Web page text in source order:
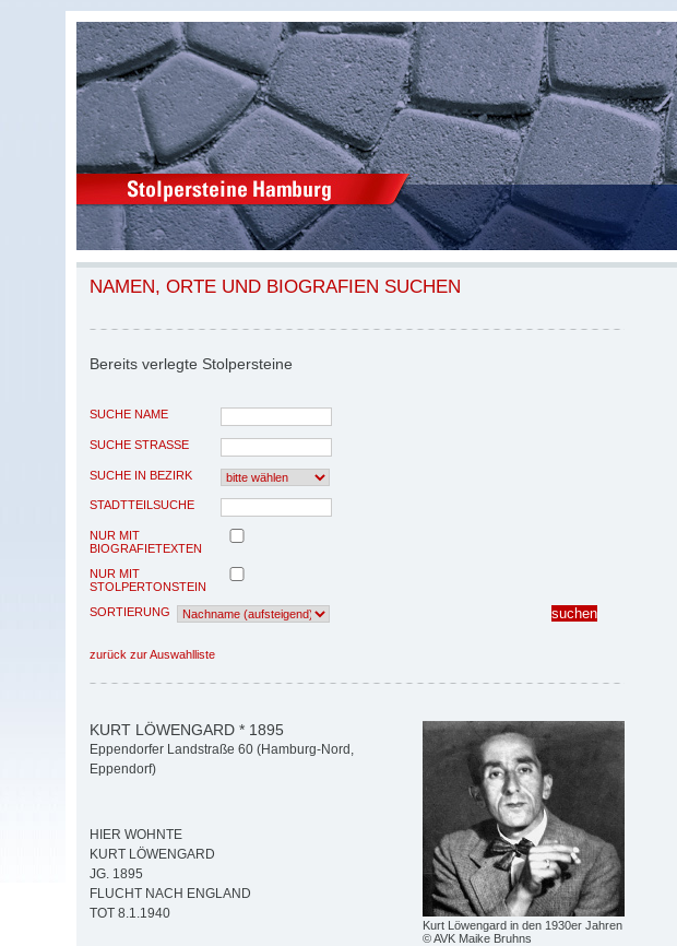
NAMEN, ORTE UND BIOGRAFIEN SUCHEN
Bereits verlegte Stolpersteine
SUCHE NAME
SUCHE STRASSE
SUCHE IN BEZIRK
STADTTEILSUCHE
NUR MIT
BIOGRAFIETEXTEN
NUR MIT
STOLPERTONSTEIN
SORTIERUNG
zurück zur Auswahlliste
Kurt Löwengard in den 1930er Jahren
© AVK Maike Bruhns
KURT LÖWENGARD * 1895
Eppendorfer Landstraße 60 (Hamburg-Nord,
Eppendorf)
HIER WOHNTE
KURT LÖWENGARD
JG. 1895
FLUCHT NACH ENGLAND
TOT 8.1.1940